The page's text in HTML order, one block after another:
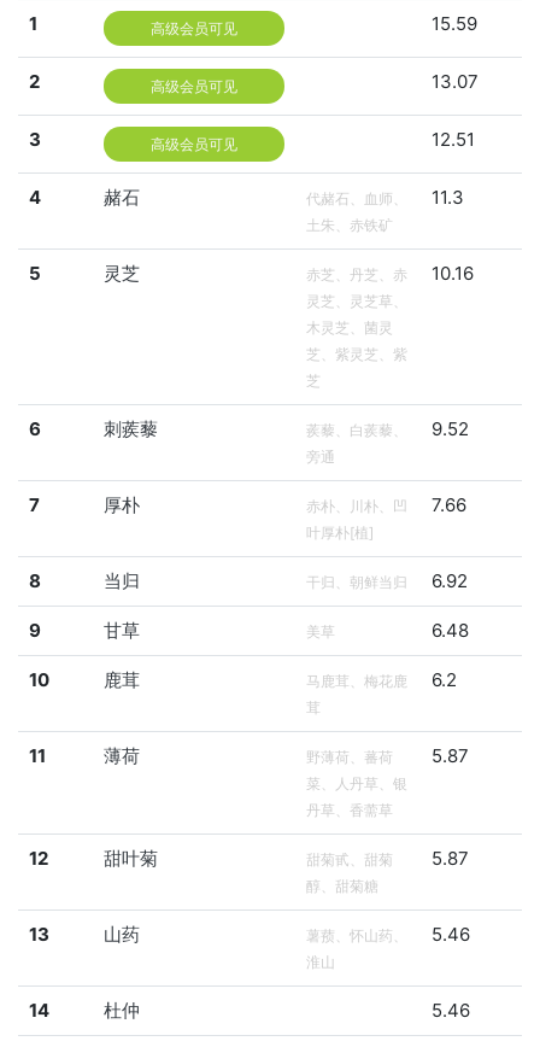
1 高级会员可见 15.59
2 高级会员可见 13.07
3 高级会员可见 12.51
4 赭石
代赭石、血师、
土朱、赤铁矿
11.3
5 灵芝
赤芝、丹芝、赤
灵芝、灵芝草、
木灵芝、菌灵
芝、紫灵芝、紫
芝
10.16
6 刺蒺藜
蒺藜、白蒺藜、
旁通
9.52
7 厚朴
赤朴、川朴、凹
叶厚朴[植]
7.66
8 当归 干归、朝鲜当归 6.92
9 甘草 美草 6.48
10 鹿茸
马鹿茸、梅花鹿
茸
6.2
11 薄荷
野薄荷、蕃荷
菜、人丹草、银
丹草、香薷草
5.87
12 甜叶菊
甜菊甙、甜菊
醇、甜菊糖
5.87
13 山药
薯蓣、怀山药、
淮山
5.46
14 杜仲 5.46